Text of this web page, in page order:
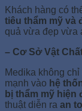
Khách hàng có
tiêu thẩm mỹ và
quả vừa đẹp vừa
– Cơ Sở Vật
Medika không
mạnh vào hệ
bị thẩm mỹ hiện
thuật diễn ra an